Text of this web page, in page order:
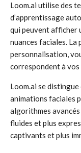
Loom.ai utilise des
d’apprentissage
qui peuvent afficher
nuances faciales.
personnalisation,
correspondent à
Loom.ai se
animations faciales
algorithmes
fluides et plus
captivants et plus